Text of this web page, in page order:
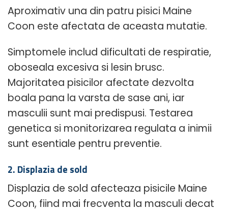
Aproximativ una din patru pisici Maine
Coon este afectata de aceasta mutatie.
Simptomele includ dificultati de respiratie,
oboseala excesiva si lesin brusc.
Majoritatea pisicilor afectate dezvolta
boala pana la varsta de sase ani, iar
masculii sunt mai predispusi. Testarea
genetica si monitorizarea regulata a inimii
sunt esentiale pentru preventie.
2. Displazia de sold
Displazia de sold afecteaza pisicile Maine
Coon, fiind mai frecventa la masculi decat